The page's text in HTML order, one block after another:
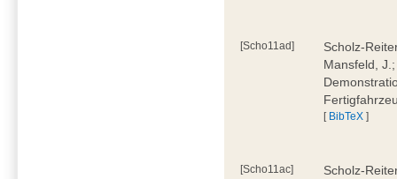
[Scho11ad]
Scholz-
Mansfeld,
[ BibTeX ]
[Scho11ac]
Scholz-